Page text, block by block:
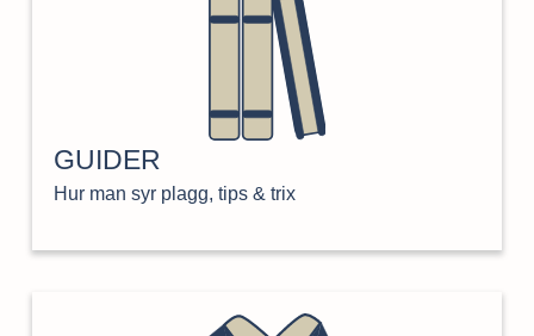
GUIDER
Hur man syr plagg, tips & trix